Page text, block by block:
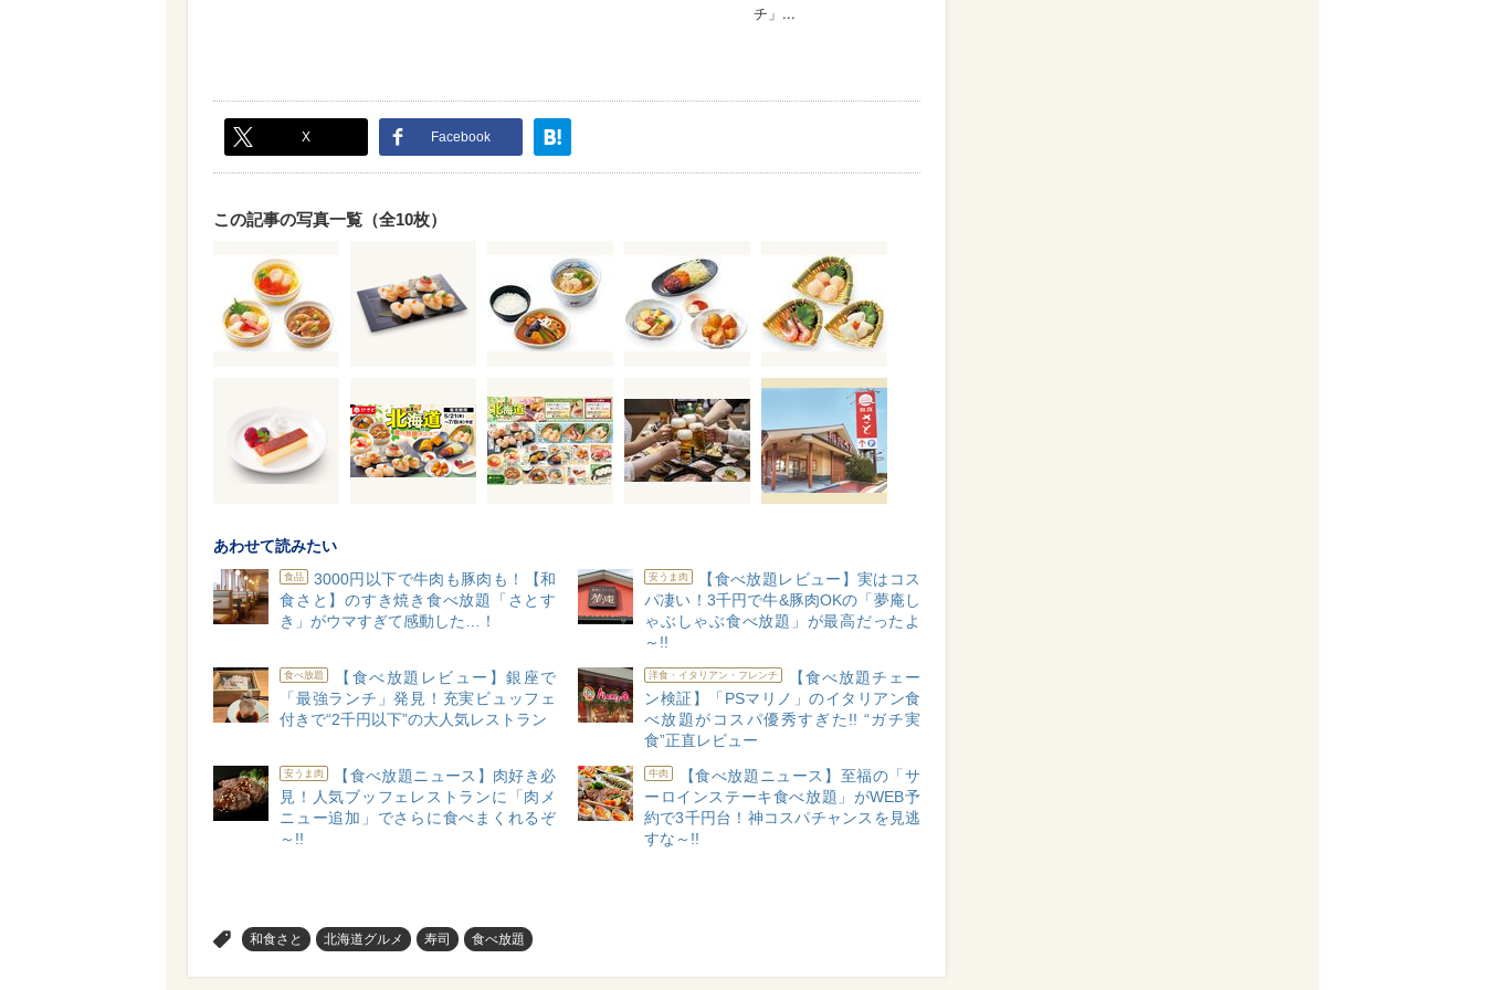
X Facebook
この記事の写真一覧（全10枚）
あわせて読みたい
食品
3000円以下で牛肉も豚肉も！【和
食さと】のすき焼き食べ放題「さとす
き」がウマすぎて感動した…！
安うま肉
【食べ放題レビュー】実はコス
パ凄い！3千円で牛&豚肉OKの「夢庵し
ゃぶしゃぶ食べ放題」が最高だったよ
～!!
食べ放題
【食べ放題レビュー】銀座で
「最強ランチ」発見！充実ビュッフェ
付きで“2千円以下”の大人気レストラン
洋食・イタリアン・フレンチ
【食べ放題チェー
ン検証】「PSマリノ」のイタリアン食
べ放題がコスパ優秀すぎた!! “ガチ実
食”正直レビュー
安うま肉
【食べ放題ニュース】肉好き必
見！人気ブッフェレストランに「肉メ
ニュー追加」でさらに食べまくれるぞ
～!!
牛肉
【食べ放題ニュース】至福の「サ
ーロインステーキ食べ放題」がWEB予
約で3千円台！神コスパチャンスを見逃
すな～!!
和食さと 北海道グルメ 寿司 食べ放題